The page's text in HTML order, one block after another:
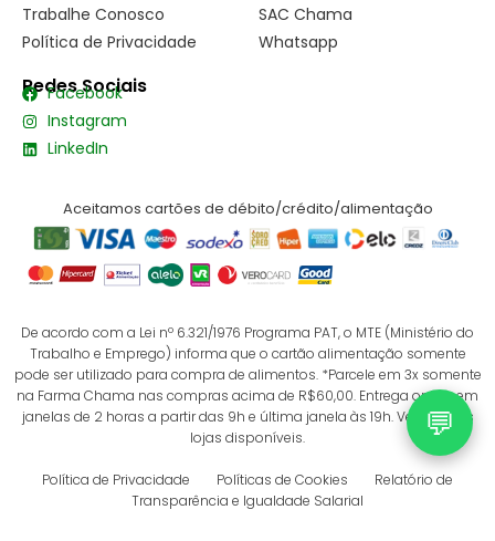
Trabalhe Conosco
Política de Privacidade
SAC Chama
Whatsapp
Redes Sociais
Facebook
Instagram
LinkedIn
Aceitamos cartões de débito/crédito/alimentação
De acordo com a Lei nº 6.321/1976 Programa PAT, o MTE (Ministério do
Trabalho e Emprego) informa que o cartão alimentação somente
pode ser utilizado para compra de alimentos. *Parcele em 3x somente
na Farma Chama nas compras acima de R$60,00. Entrega online em
janelas de 2 horas a partir das 9h e última janela às 19h. Verifique as
lojas disponíveis.
Política de Privacidade Políticas de Cookies
Relatório de
Transparência e Igualdade Salarial
💬